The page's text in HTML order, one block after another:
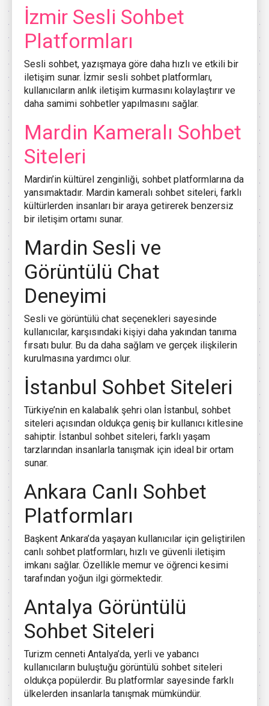
İzmir Sesli Sohbet
Platformları
Sesli sohbet, yazışmaya göre daha hızlı ve etkili bir
iletişim sunar. İzmir sesli sohbet platformları,
kullanıcıların anlık iletişim kurmasını kolaylaştırır ve
daha samimi sohbetler yapılmasını sağlar.
Mardin Kameralı Sohbet
Siteleri
Mardin’in kültürel zenginliği, sohbet platformlarına da
yansımaktadır. Mardin kameralı sohbet siteleri, farklı
kültürlerden insanları bir araya getirerek benzersiz
bir iletişim ortamı sunar.
Mardin Sesli ve
Görüntülü Chat
Deneyimi
Sesli ve görüntülü chat seçenekleri sayesinde
kullanıcılar, karşısındaki kişiyi daha yakından tanıma
fırsatı bulur. Bu da daha sağlam ve gerçek ilişkilerin
kurulmasına yardımcı olur.
İstanbul Sohbet Siteleri
Türkiye’nin en kalabalık şehri olan İstanbul, sohbet
siteleri açısından oldukça geniş bir kullanıcı kitlesine
sahiptir. İstanbul sohbet siteleri, farklı yaşam
tarzlarından insanlarla tanışmak için ideal bir ortam
sunar.
Ankara Canlı Sohbet
Platformları
Başkent Ankara’da yaşayan kullanıcılar için geliştirilen
canlı sohbet platformları, hızlı ve güvenli iletişim
imkanı sağlar. Özellikle memur ve öğrenci kesimi
tarafından yoğun ilgi görmektedir.
Antalya Görüntülü
Sohbet Siteleri
Turizm cenneti Antalya’da, yerli ve yabancı
kullanıcıların buluştuğu görüntülü sohbet siteleri
oldukça popülerdir. Bu platformlar sayesinde farklı
ülkelerden insanlarla tanışmak mümkündür.